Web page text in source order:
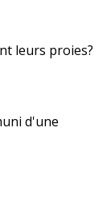
leurs proies?
d'une